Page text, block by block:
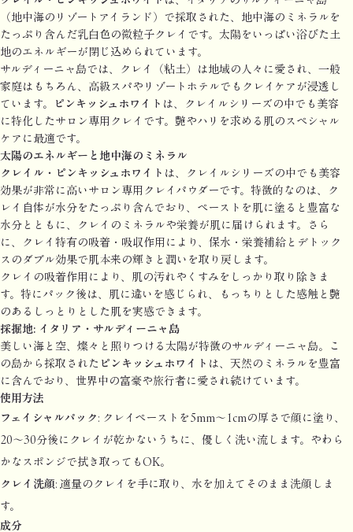
（地中海のリゾートアイランド）で採取された、地中海のミネラルを
たっぷり含んだ乳白色の微粒子クレイです。太陽をいっぱい浴びた土
地のエネルギーが閉じ込められています。
サルディーニャ島では、クレイ（粘土）は地域の人々に愛され、一般
家庭はもちろん、高級スパやリゾートホテルでもクレイケアが浸透し
ています。
ピンキッシュホワイト は、クレイルシリーズの中でも美容
に特化したサロン専用クレイです。艶やハリを求める肌のスペシャル
ケアに最適です。
太陽のエネルギーと地中海のミネラル
クレイル・ピンキッシュホワイト は、クレイルシリーズの中でも美容
効果が非常に高いサロン専用クレイパウダーです。特徴的なのは、ク
レイ自体が水分をたっぷり含んでおり、ペーストを肌に塗ると豊富な
水分とともに、クレイのミネラルや栄養が肌に届けられます。さら
に、クレイ特有の吸着・吸収作用により、保水・栄養補給とデトック
スのダブル効果で肌本来の輝きと潤いを取り戻します。
クレイの吸着作用により、肌の汚れやくすみをしっかり取り除きま
す。特にパック後は、肌に違いを感じられ、もっちりとした感触と艶
のあるしっとりとした肌を実感できます。
採掘地: イタリア・サルディーニャ島
美しい海と空、燦々と照りつける太陽が特徴のサルディーニャ島。こ
の島から採取された ピンキッシュホワイト は、天然のミネラルを豊富
に含んでおり、世界中の富豪や旅行者に愛され続けています。
使用方法
フェイシャルパック : クレイペーストを5mm～1cmの厚さで顔に塗り、
20～30分後にクレイが乾かないうちに、優しく洗い流します。やわら
かなスポンジで拭き取ってもOK。
クレイ洗顔: 適量のクレイを手に取り、水を加えてそのまま洗顔しま
す。
成分